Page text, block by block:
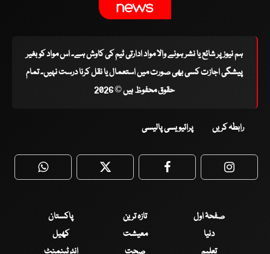
ہم نیوز پر شائع یا نشر ہونے والا مواد ادارتی ٹیم کی کاوش ہے۔ اس مواد کو بغیر
پیشگی اجازت کسی بھی صورت میں استعمال یا نقل کرنا درست نہیں۔ تمام
حقوق محفوظ ہیں © 2026
رابطہ کریں پرائیویسی پالیسی
WhatsApp Twitter Facebook
صفحۂ اول تازہ ترین
پاکستان
دنیا
معیشت
کھیل